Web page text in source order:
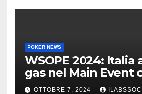
POKER NEWS
WSOPE 2024: Italia
gas nel Main Event
azzurri al day 3
OTTOBRE 7, 2024